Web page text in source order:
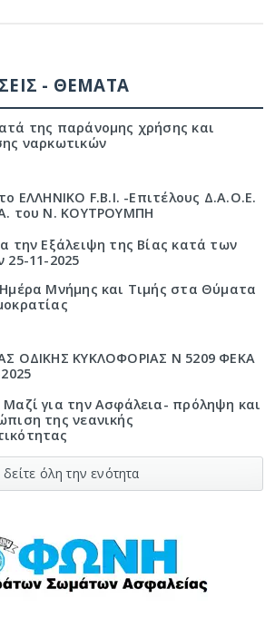
- ΘΕΜΑΤΑ
της παράνομης χρήσης και
ναρκωτικών
ΕΛΛΗΝΙΚΟ F.B.I. -Επιτέλους Δ.Α.Ο.Ε.
του Ν. ΚΟΥΤΡΟΥΜΠΗ
την Εξάλειψη της Βίας κατά των
25-11-2025
Μνήμης και Τιμής στα Θύματα
ΟΔΙΚΗΣ ΚΥΚΛΟΦΟΡΙΑΣ Ν 5209 ΦΕΚΑ
για την Ασφάλεια- πρόληψη και
της νεανικής
δείτε όλη την ενότητα